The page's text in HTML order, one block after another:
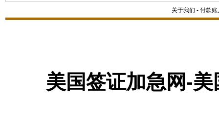
关于我们 - 付款账
美国签证加急网-